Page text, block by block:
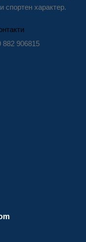
спортен характер.
882 906815